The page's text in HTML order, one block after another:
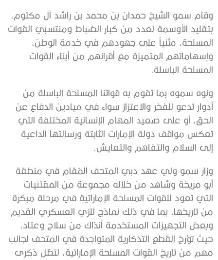
وقام سمو الشيخ حمدان بن محمد بن راشد آل مكتوم،
بتقليد الأوسمة لعدد من كبار الضباط ومنتسبي القوات
المسلحة، مثنياً على جهودهم في خدمة الوطن،
وإسهاماتهم المتميزة مع أقرانهم من أبناء القوات
المسلحة الباسلة.
ونوه سموه بما تقوم به قواتنا المسلحة الباسلة من
أدوار تدعو للفخر والاعتزاز سواء في ميادين الدفاع عن
الحق، أو على صعيد المهام الإنسانية المختلفة التي
تعكس مواقف دولة الإمارات الثابتة ورسالتها الداعية
إلى السلام والتفاهم والتعايش.
وزار سمو ولي عهد دبي المتحف المُقام في منطقة
أبو مريخة وشاهد من خلاله مجموعة من المقتنيات
التي تعود للقوات المسلحة الإماراتية في مرحلة مبكرة
من تاريخها، بما في ذلك نماذج للزي العسكري القديم
وبعض التجهيزات المستخدمة آنذاك من سلاح وعتاد،
حيث تؤرخ القطع التذكارية المتواجدة في المتحف لجانب
مهم من تاريخ القوات المسلحة الإماراتية، لتظل ذكرى